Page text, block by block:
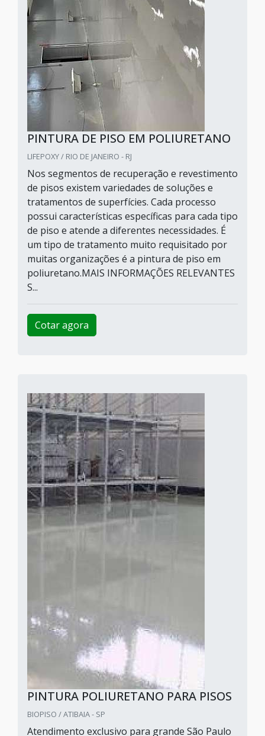
PINTURA DE PISO EM POLIURETANO
LIFEPOXY / RIO DE JANEIRO - RJ
Nos segmentos de recuperação e revestimento
de pisos existem variedades de soluções e
tratamentos de superfícies. Cada processo
possui características específicas para cada tipo
de piso e atende a diferentes necessidades. É
um tipo de tratamento muito requisitado por
muitas organizações é a pintura de piso em
poliuretano.MAIS INFORMAÇÕES RELEVANTES
S...
Cotar agora
PINTURA POLIURETANO PARA PISOS
BIOPISO / ATIBAIA - SP
Atendimento exclusivo para grande São Paulo